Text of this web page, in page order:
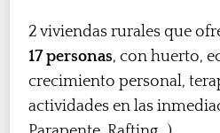
2 viviendas rurales que
17 personas, con huerto,
crecimiento personal,
actividades en las